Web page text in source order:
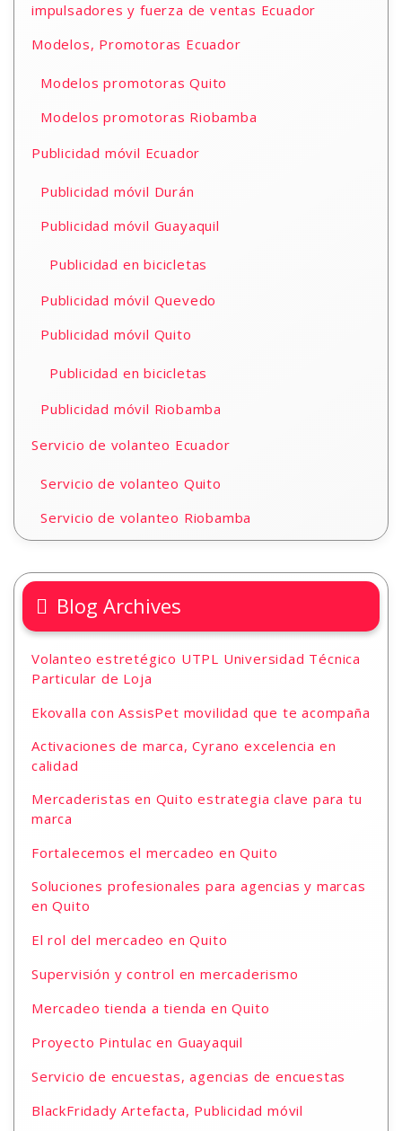
impulsadores y fuerza de ventas Ecuador
Modelos, Promotoras Ecuador
Modelos promotoras Quito
Modelos promotoras Riobamba
Publicidad móvil Ecuador
Publicidad móvil Durán
Publicidad móvil Guayaquil
Publicidad en bicicletas
Publicidad móvil Quevedo
Publicidad móvil Quito
Publicidad en bicicletas
Publicidad móvil Riobamba
Servicio de volanteo Ecuador
Servicio de volanteo Quito
Servicio de volanteo Riobamba
Blog Archives
Volanteo estretégico UTPL Universidad Técnica
Particular de Loja
Ekovalla con AssisPet movilidad que te acompaña
Activaciones de marca, Cyrano excelencia en
calidad
Mercaderistas en Quito estrategia clave para tu
marca
Fortalecemos el mercadeo en Quito
Soluciones profesionales para agencias y marcas
en Quito
El rol del mercadeo en Quito
Supervisión y control en mercaderismo
Mercadeo tienda a tienda en Quito
Proyecto Pintulac en Guayaquil
Servicio de encuestas, agencias de encuestas
BlackFridady Artefacta, Publicidad móvil